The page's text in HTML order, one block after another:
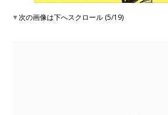
▼次の画像は下へスクロール (5/19)